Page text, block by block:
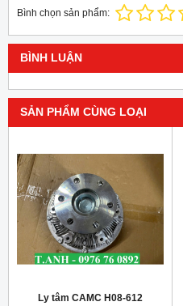
Bình chọn sản phẩm:
BÌNH LUẬN
SẢN PHẨM CÙNG LOẠI
Ly tâm CAMC H08-612